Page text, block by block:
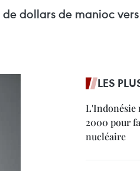
dollars de manioc
LES
L'Indonésie
2000 pour
nucléaire